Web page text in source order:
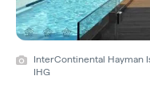
InterContinental Hayman
IHG